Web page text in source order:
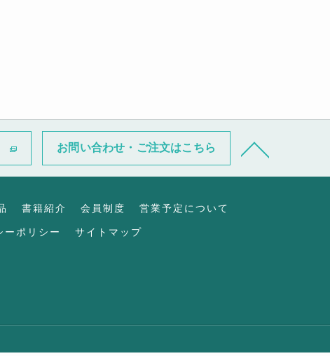
お問い合わせ・ご注文はこちら
書籍紹介 会員制度
営業予定について
ーポリシー サイトマップ